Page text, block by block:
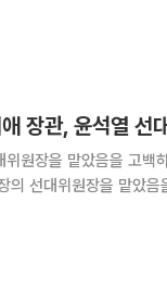
AI 윤석열을 활용해
고백하라" 조수진 국민의힘 의원
의 선대위원장을 맡았